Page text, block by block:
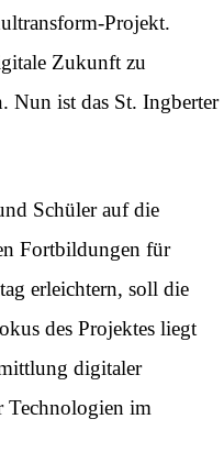
Projekt.
Zukunft zu
Nun ist das St. Ingberter
Schüler auf die
Fortbildungen für
erleichtern, soll die
des Projektes liegt
digitaler
Technologien im